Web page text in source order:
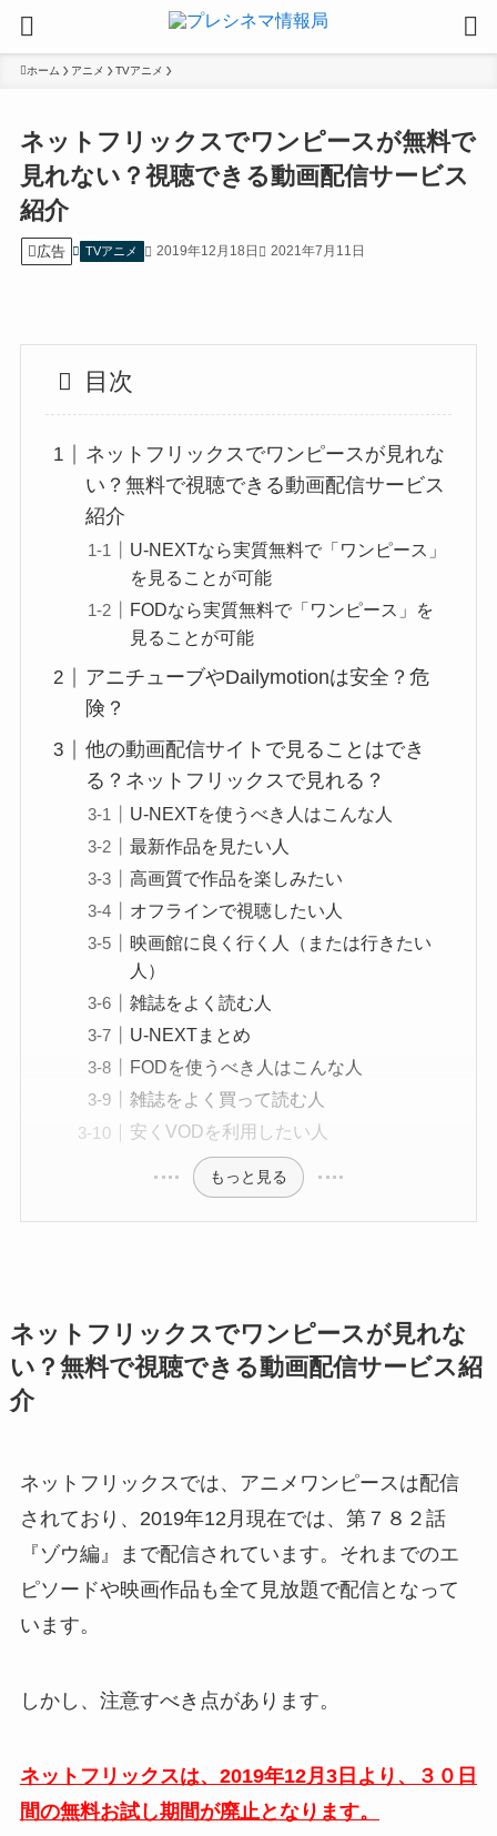
ホーム アニメ TVアニメ
ネットフリックスでワンピースが無料で
見れない？視聴できる動画配信サービス
紹介
広告 TVアニメ 2019年12月18日 2021年7月11日
目次
ネットフリックスでワンピースが見れな
い？無料で視聴できる動画配信サービス
紹介
U-NEXTなら実質無料で「ワンピース」
を見ることが可能
FODなら実質無料で「ワンピース」を
見ることが可能
アニチューブやDailymotionは安全？危
険？
他の動画配信サイトで見ることはでき
る？ネットフリックスで見れる？
U-NEXTを使うべき人はこんな人
最新作品を見たい人
高画質で作品を楽しみたい
オフラインで視聴したい人
映画館に良く行く人（または行きたい
人）
雑誌をよく読む人
U-NEXTまとめ
FODを使うべき人はこんな人
雑誌をよく買って読む人
安くVODを利用したい人
もっと見る
ネットフリックスでワンピースが見れな
い？無料で視聴できる動画配信サービス紹
介
ネットフリックスでは、アニメワンピースは配信
されており、2019年12月現在では、第７８２話
『ゾウ編』まで配信されています。それまでのエ
ピソードや映画作品も全て見放題で配信となって
います。
しかし、注意すべき点があります。
ネットフリックスは、2019年12月3日より、３０日
間の無料お試し期間が廃止となります。